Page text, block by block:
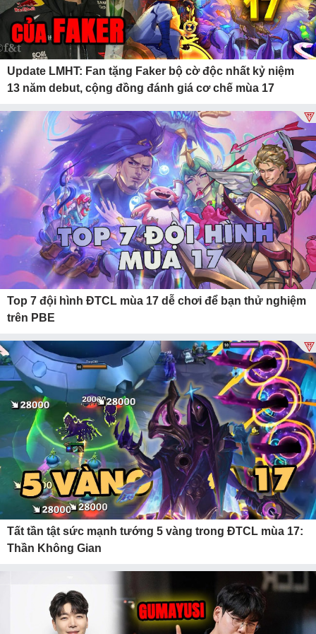
Update LMHT: Fan tặng Faker bộ cờ độc nhất kỷ niệm
13 năm debut, cộng đồng đánh giá cơ chế mùa 17
Top 7 đội hình ĐTCL mùa 17 dễ chơi để bạn thử nghiệm
trên PBE
Tất tần tật sức mạnh tướng 5 vàng trong ĐTCL mùa 17:
Thần Không Gian